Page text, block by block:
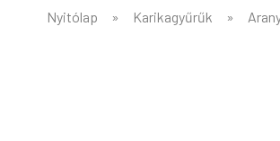
Nyitólap Karikagyűrűk